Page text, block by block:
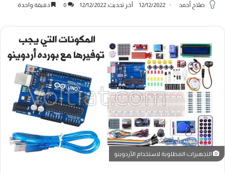
صلاح أحمد 12/12/2022 آخر تحديث: 12/12/2022 0 دقيقة واحدة
التجهيزات المطلوبة لاستخدام الأردوينو